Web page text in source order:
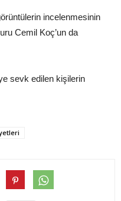
incelenmesinin
Cemil Koç’un da
sevk edilen kişilerin